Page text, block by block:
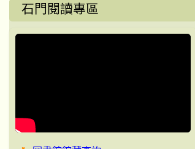
石門閱讀專區